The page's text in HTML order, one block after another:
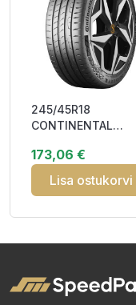
245/45R18
CONTINENTAL
96Y Elect FR CAB71
173,06 €
Lisa ostukorvi